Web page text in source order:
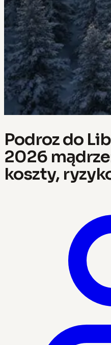
Podroz do
2026
koszty,